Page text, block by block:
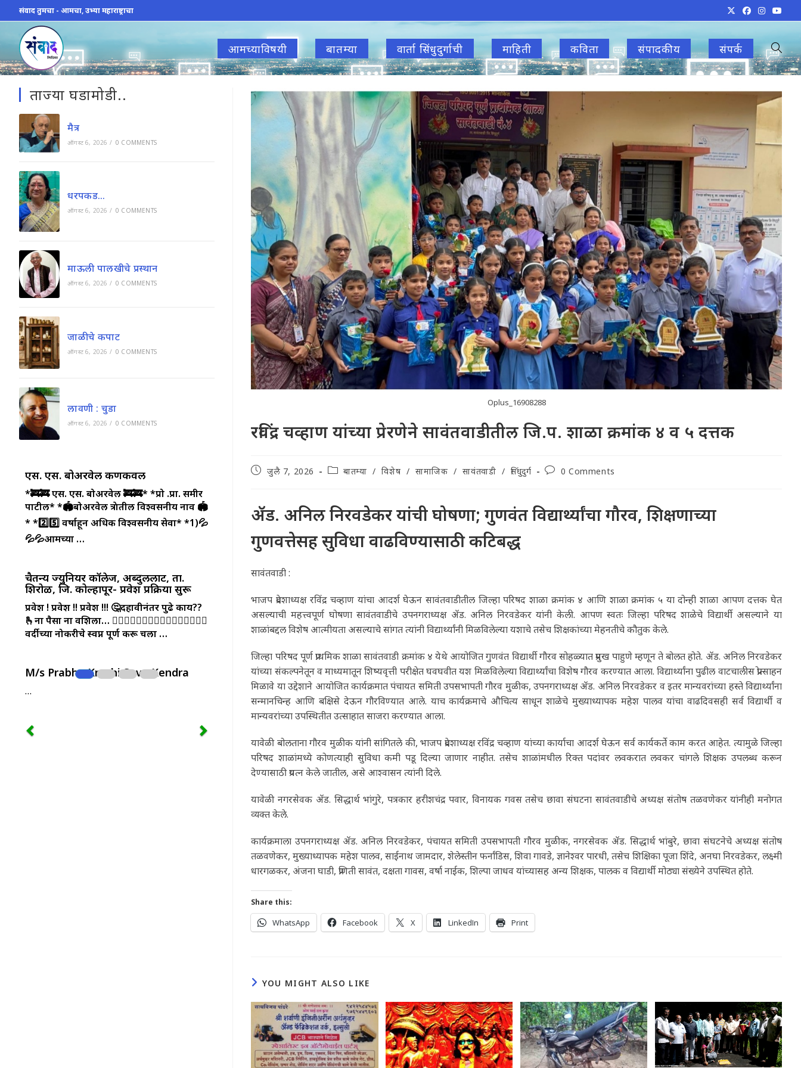
to
content
संवाद तुमचा - आमचा, उभ्या महाराष्ट्राचा
आमच्याविषयी बातम्या वार्ता सिंधुदुर्गाची माहिती कविता संपादकीय संपर्क Toggle
website
search
Oplus_16908288
रविंद्र चव्हाण यांच्या प्रेरणेने सावंतवाडीतील जि.प. शाळा क्रमांक ४ व ५ दत्तक
Postजुलै 7, 2026
Postबातम्या / विशेष / सामाजिक / सावंतवाडी / सिंधुदुर्ग
Post0 Comments
ॲड. अनिल निरवडेकर यांची घोषणा; गुणवंत विद्यार्थ्यांचा गौरव, शिक्षणाच्या
गुणवत्तेसह सुविधा वाढविण्यासाठी कटिबद्ध
सावंतवाडी :
भाजप प्रदेशाध्यक्ष रविंद्र चव्हाण यांचा आदर्श घेऊन सावंतवाडीतील जिल्हा परिषद शाळा क्रमांक ४ आणि शाळा क्रमांक ५ या दोन्ही शाळा आपण दत्तक घेत
असल्याची महत्त्वपूर्ण घोषणा सावंतवाडीचे उपनगराध्यक्ष ॲड. अनिल निरवडेकर यांनी केली. आपण स्वतः जिल्हा परिषद शाळेचे विद्यार्थी असल्याने या
शाळांबद्दल विशेष आत्मीयता असल्याचे सांगत त्यांनी विद्यार्थ्यांनी मिळविलेल्या यशाचे तसेच शिक्षकांच्या मेहनतीचे कौतुक केले.
जिल्हा परिषद पूर्ण प्राथमिक शाळा सावंतवाडी क्रमांक ४ येथे आयोजित गुणवंत विद्यार्थी गौरव सोहळ्यात प्रमुख पाहुणे म्हणून ते बोलत होते. ॲड. अनिल निरवडेकर
यांच्या संकल्पनेतून व माध्यमातून शिष्यवृत्ती परीक्षेत घवघवीत यश मिळविलेल्या विद्यार्थ्यांचा विशेष गौरव करण्यात आला. विद्यार्थ्यांना पुढील वाटचालीस प्रोत्साहन
मिळावे या उद्देशाने आयोजित कार्यक्रमात पंचायत समिती उपसभापती गौरव मुळीक, उपनगराध्यक्ष ॲड. अनिल निरवडेकर व इतर मान्यवरांच्या हस्ते विद्यार्थ्यांना
सन्मानचिन्ह आणि बक्षिसे देऊन गौरविण्यात आले. याच कार्यक्रमाचे औचित्य साधून शाळेचे मुख्याध्यापक महेश पालव यांचा वाढदिवसही सर्व विद्यार्थी व
मान्यवरांच्या उपस्थितीत उत्साहात साजरा करण्यात आला.
यावेळी बोलताना गौरव मुळीक यांनी सांगितले की, भाजप प्रदेशाध्यक्ष रविंद्र चव्हाण यांच्या कार्याचा आदर्श घेऊन सर्व कार्यकर्ते काम करत आहेत. त्यामुळे जिल्हा
परिषद शाळांमध्ये कोणत्याही सुविधा कमी पडू दिल्या जाणार नाहीत. तसेच शाळांमधील रिक्त पदांवर लवकरात लवकर चांगले शिक्षक उपलब्ध करून
देण्यासाठी प्रयत्न केले जातील, असे आश्वासन त्यांनी दिले.
यावेळी नगरसेवक ॲड. सिद्धार्थ भांगुरे, पत्रकार हरीशचंद्र पवार, विनायक गवस तसेच छावा संघटना सावंतवाडीचे अध्यक्ष संतोष तळवणेकर यांनीही मनोगत
व्यक्त केले.
कार्यक्रमाला उपनगराध्यक्ष ॲड. अनिल निरवडेकर, पंचायत समिती उपसभापती गौरव मुळीक, नगरसेवक ॲड. सिद्धार्थ भांबुरे, छावा संघटनेचे अध्यक्ष संतोष
तळवणेकर, मुख्याध्यापक महेश पालव, साईनाथ जामदार, शेलेस्तीन फर्नांडिस, शिवा गावडे, ज्ञानेश्वर पारधी, तसेच शिक्षिका पूजा शिंदे, अनघा निरवडेकर, लक्ष्मी
धारगळकर, अंजना घाडी, प्रणिती सावंत, दक्षता गावस, वर्षा नाईक, शिल्पा जाधव यांच्यासह अन्य शिक्षक, पालक व विद्यार्थी मोठ्या संख्येने उपस्थित होते.
Share this:
WhatsApp Facebook X LinkedIn Print
YOU MIGHT ALSO LIKE
ताज्या घडामोडी..
मैत्र
ऑगस्ट 6, 2026 / 0 COMMENTS
धरपकड…
ऑगस्ट 6, 2026 / 0 COMMENTS
माऊली पालखीचे प्रस्थान
ऑगस्ट 6, 2026 / 0 COMMENTS
जाळीचे कपाट
ऑगस्ट 6, 2026 / 0 COMMENTS
लावणी : चुडा
ऑगस्ट 6, 2026 / 0 COMMENTS
एस. एस. बोअरवेल कणकवली
*🚒🚒 एस. एस. बोअरवेल 🚒🚒**प्रो .प्रा. समीर
पाटील**🏟️बोअरवेल क्षेत्रातील विश्वसनीय नाव 🏟️
**2️⃣5️⃣ वर्षाहून अधिक विश्वसनीय सेवा**1)💦
💦💦आमच्या …
चैतन्य ज्युनियर कॉलेज, अब्दुललाट, ता.
शिरोळ, जि. कोल्हापूर- प्रवेश प्रक्रिया सुरू
प्रवेश ! प्रवेश !! प्रवेश !!! 🤔दहावीनंतर पुढे काय??
🫰ना पैसा ना वशिला… 👮‍♂️👮‍♀️👮‍♂️👮‍♀️👮‍♂️👮‍♀️👮‍♂️👮‍♀️
वर्दीच्या नोकरीचे स्वप्न पूर्ण करू चला …
M/s Prabhu Krushi Seva Kendra
…